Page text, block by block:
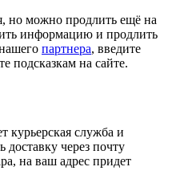
но можно продлить ещё на
информацию и продлить
партнера, введите
подсказкам на сайте.
курьерская служба и
доставку через почту
на ваш адрес придет